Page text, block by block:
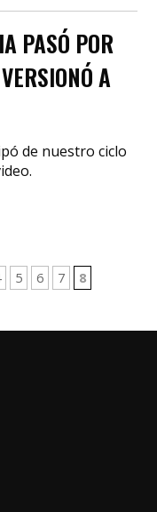
PASÓ POR
A
de nuestro ciclo
5 6 7 8